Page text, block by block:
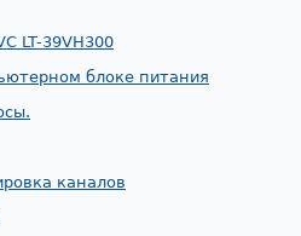
LT-39VH300
блоке питания
каналов